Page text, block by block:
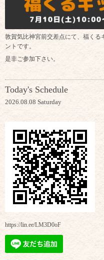
敦賀気比神宮前交差点にて、福く
ントです。
是非ご参加下さい。
Today's Schedule
2026.08.08 Saturday
https://lin.ee/LM3D0oF